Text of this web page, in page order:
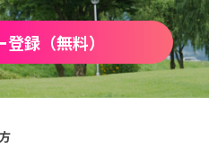
録（無料）